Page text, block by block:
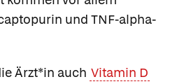
und TNF-alpha-
Ärzt*in auch Vitamin D